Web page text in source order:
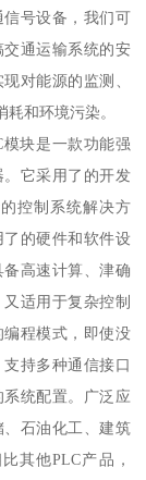
号设备，我们可
通运输系统的安
对能源的监测、
和环境污染。
块是一款功能强
它采用了的开发
控制系统解决方
的硬件和软件设
高速计算、津确
适用于复杂控制
程模式，即使没
持多种通信接口
统配置。广泛应
石油化工、建筑
其他PLC产品，